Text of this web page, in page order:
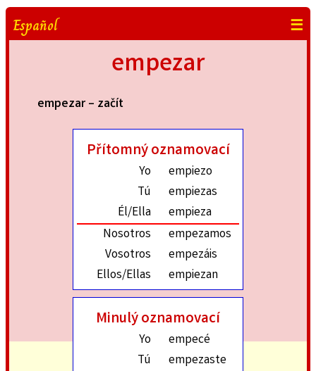
Español ☰
empezar
empezar – začít
Přítomný oznamovací
Yo
empiezo
Tú
empiezas
Él/Ella
empieza
Nosotros
empezamos
Vosotros
empezáis
Ellos/Ellas
empiezan
Minulý oznamovací
Yo
empecé
Tú
empezaste